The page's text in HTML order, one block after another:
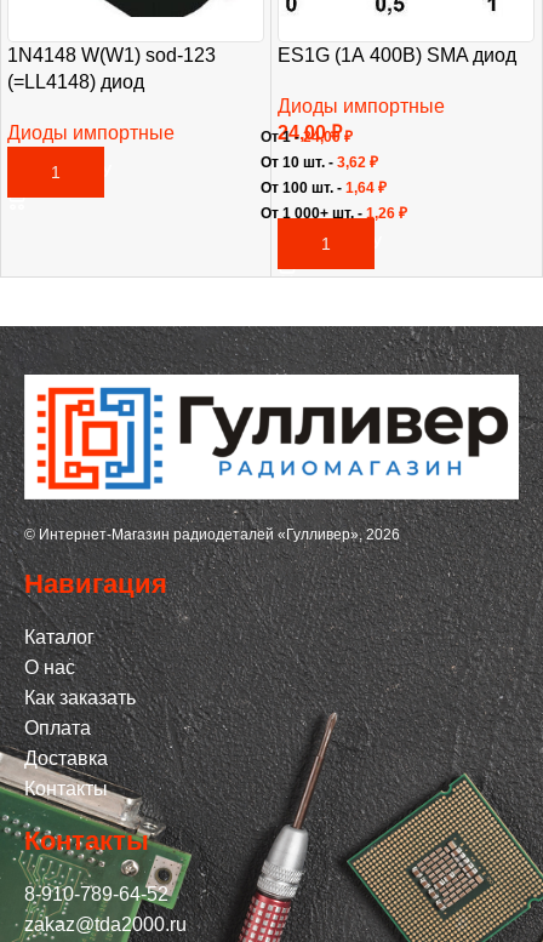
1N4148 W(W1) sod-123
(=LL4148) диод
Диоды импортные
В КОРЗИНУ
ES1G (1А 400В) SMA диод
Диоды импортные
24,00₽
В КОРЗИНУ
От 1 -24,00₽
От 10 шт. - 3,62 ₽
От 100 шт. - 1,64 ₽
От 1 000+ шт. - 1,26 ₽
© Интернет-Магазин радиодеталей «Гулливер», 2026
Навигация
Каталог
О нас
Как заказать
Оплата
Доставка
Контакты
Контакты
8-910-789-64-52
zakaz@tda2000.ru